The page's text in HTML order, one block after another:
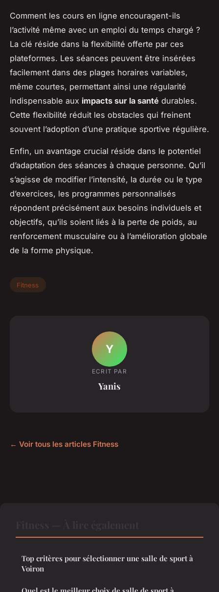
Comment les cours en ligne encouragent-ils
l’activité même avec un emploi du temps chargé ?
La clé réside dans la flexibilité offerte par ces
plateformes. Les séances peuvent être insérées
facilement dans des plages horaires variables,
même courtes, permettant ainsi une régularité
indispensable aux impacts sur la santé durables.
Cette flexibilité réduit les obstacles qui freinent
souvent l’adoption d’une pratique sportive régulière.
Enfin, un avantage crucial réside dans le potentiel
d’adaptation des séances à chaque personne. Qu’il
s’agisse de modifier l’intensité, la durée ou le type
d’exercices, les programmes personnalisés
répondent précisément aux besoins individuels et
objectifs, qu’ils soient liés à la perte de poids, au
renforcement musculaire ou à l’amélioration globale
de la forme physique.
Fitness
Y
ECRIT PAR
Yanis
← Voir tous les articles Fitness
Top critères pour sélectionner une salle de sport à
Voiron